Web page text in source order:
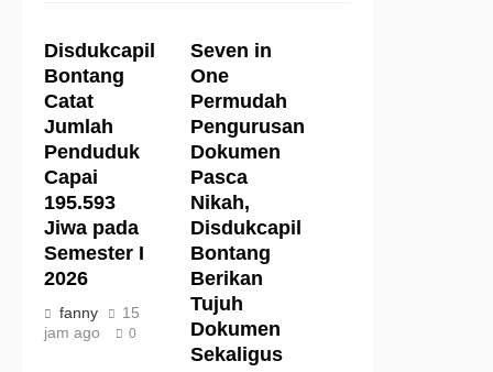
Disdukcapil
Bontang
Catat
Jumlah
Penduduk
Capai
195.593
Jiwa pada
Semester I
2026
fanny
15
jam ago
0
Seven in
One
Permudah
Pengurusan
Dokumen
Pasca
Nikah,
Disdukcapil
Bontang
Berikan
Tujuh
Dokumen
Sekaligus